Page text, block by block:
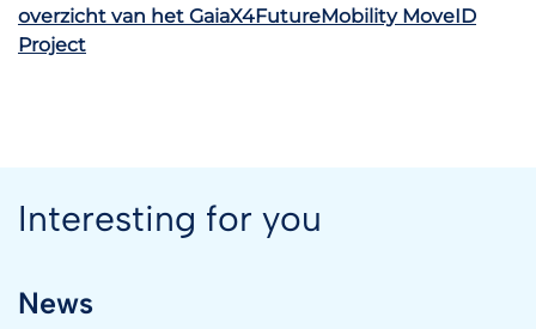
overzicht van het GaiaX4FutureMobility MoveID
Project
Interesting for you
News